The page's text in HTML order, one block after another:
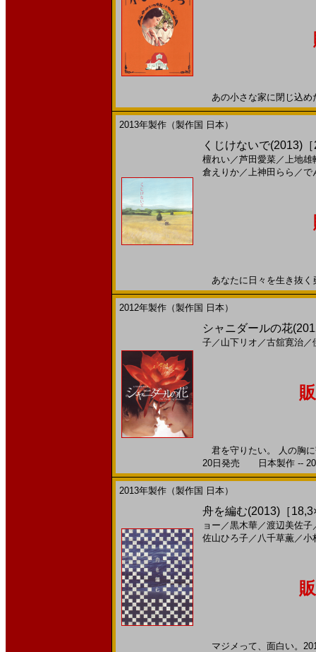
あの小さな家に閉じ込
2013年製作（製作国 日本）
くじけないで(2013)
檀れい／芦田愛菜／上地雄
倉えりか／上神田らら ／で
あなたに日々を生き抜
2012年製作（製作国 日本）
シャニダールの花
子／ 山下リオ ／古舘寛治／
君を守りたい。 人の胸
20日発売 日本製作 --
2013年製作（製作国 日本）
舟を編む(2013)［
ョー ／黒木華／渡辺美佐子
佐山ひろ子／ 八千草薫／小
マジメって、面白い。